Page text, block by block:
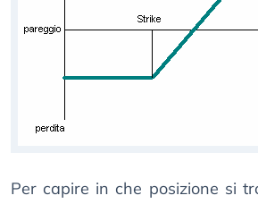
Per capire in che posizione si